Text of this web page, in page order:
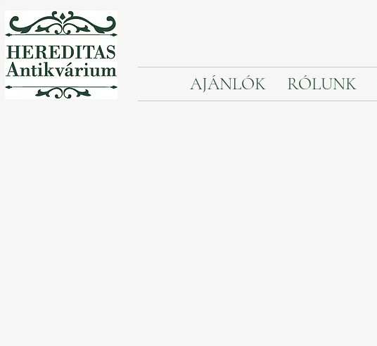
AJÁNLÓK RÓLUNK